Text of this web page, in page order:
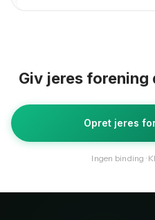
Giv jeres
Opret jeres
Ingen binding ·